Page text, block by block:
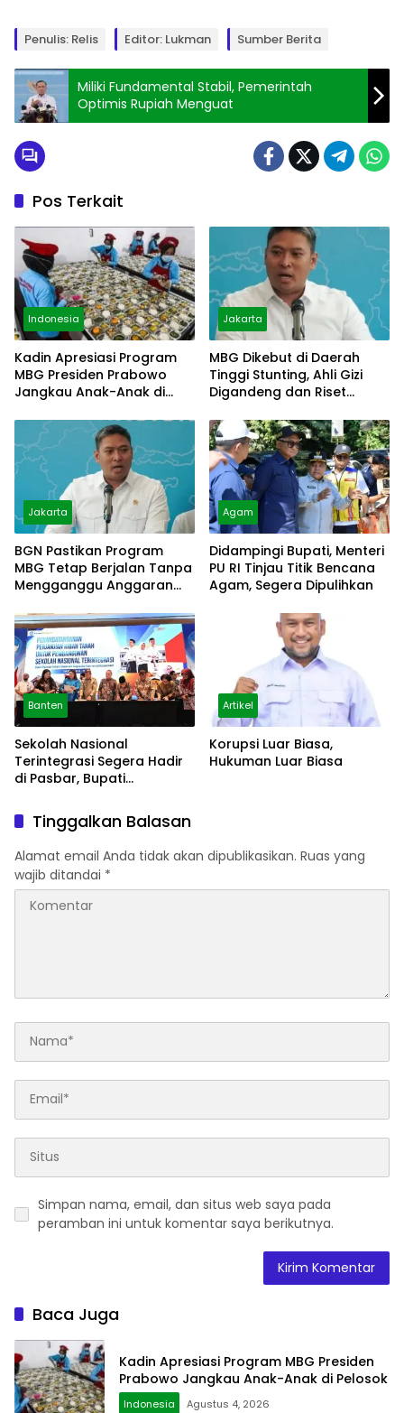
Penulis: Relis Editor: Lukman Sumber Berita
Miliki Fundamental Stabil, Pemerintah
Optimis Rupiah Menguat
Pos Terkait
Indonesia
Kadin Apresiasi Program
MBG Presiden Prabowo
Jangkau Anak-Anak di
Jakarta
MBG Dikebut di Daerah
Tinggi Stunting, Ahli Gizi
Digandeng dan Riset
Jakarta
BGN Pastikan Program
MBG Tetap Berjalan Tanpa
Mengganggu Anggaran
Agam
Didampingi Bupati, Menteri
PU RI Tinjau Titik Bencana
Agam, Segera Dipulihkan
Banten
Sekolah Nasional
Terintegrasi Segera Hadir
di Pasbar, Bupati
Artikel
Korupsi Luar Biasa,
Hukuman Luar Biasa
Tinggalkan Balasan
Alamat email Anda tidak akan dipublikasikan. Ruas yang
wajib ditandai *
Simpan nama, email, dan situs web saya pada
peramban ini untuk komentar saya berikutnya.
Baca Juga
Kadin Apresiasi Program MBG Presiden
Prabowo Jangkau Anak-Anak di Pelosok
Indonesia Agustus 4, 2026